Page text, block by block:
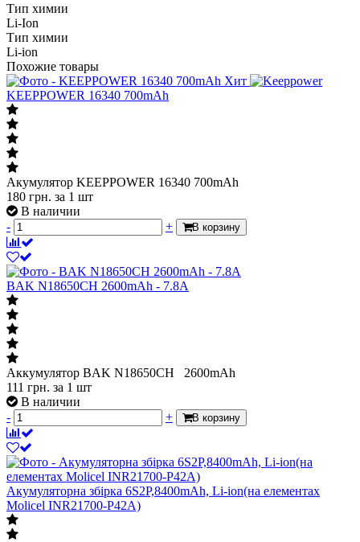
Тип химии
Li-Ion
Тип химии
Li-ion
Похожие товары
Хит
KEEPPOWER 16340 700mAh
Акумулятор KEEPPOWER 16340 700mAh
180 грн. за 1 шт
В наличии
-
+ В корзину
BAK N18650CH 2600mAh - 7.8A
Аккумулятор BAK N18650CH 2600mAh
111 грн. за 1 шт
В наличии
-
+ В корзину
Акумуляторна збірка 6S2P,8400mAh, Li-ion(на елементах
Molicel INR21700-P42A)